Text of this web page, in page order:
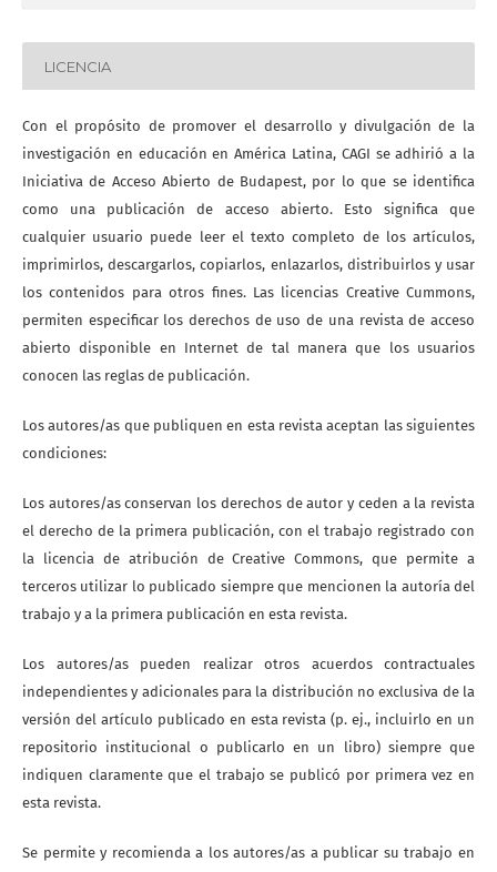
LICENCIA
Con el propósito de promover el desarrollo y divulgación de la
investigación en educación en América Latina, CAGI se adhirió a la
Iniciativa de Acceso Abierto de Budapest, por lo que se identifica
como una publicación de acceso abierto. Esto significa que
cualquier usuario puede leer el texto completo de los artículos,
imprimirlos, descargarlos, copiarlos, enlazarlos, distribuirlos y usar
los contenidos para otros fines. Las licencias Creative Cummons,
permiten especificar los derechos de uso de una revista de acceso
abierto disponible en Internet de tal manera que los usuarios
conocen las reglas de publicación.
Los autores/as que publiquen en esta revista aceptan las siguientes
condiciones:
Los autores/as conservan los derechos de autor y ceden a la revista
el derecho de la primera publicación, con el trabajo registrado con
la licencia de atribución de Creative Commons, que permite a
terceros utilizar lo publicado siempre que mencionen la autoría del
trabajo y a la primera publicación en esta revista.
Los autores/as pueden realizar otros acuerdos contractuales
independientes y adicionales para la distribución no exclusiva de la
versión del artículo publicado en esta revista (p. ej., incluirlo en un
repositorio institucional o publicarlo en un libro) siempre que
indiquen claramente que el trabajo se publicó por primera vez en
esta revista.
Se permite y recomienda a los autores/as a publicar su trabajo en